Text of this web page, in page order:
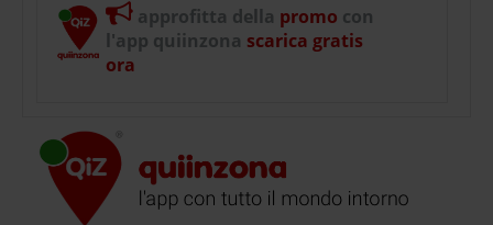
approfitta della promo con
l'app quiinzona scarica gratis
ora